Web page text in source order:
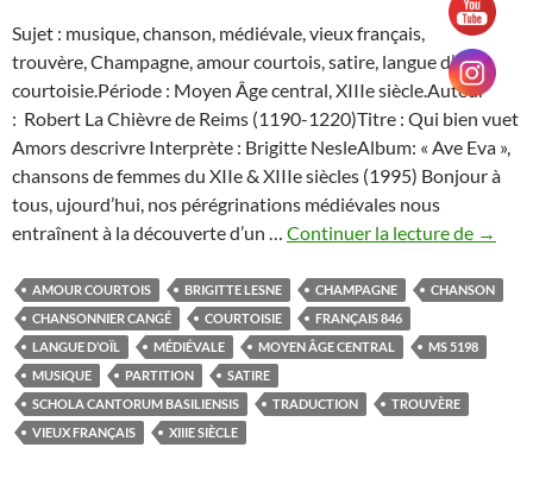
Sujet : musique, chanson, médiévale, vieux français,
trouvère, Champagne, amour courtois, satire, langue d’oïl,
courtoisie.Période : Moyen Âge central, XIIIe siècle.Auteur
: Robert La Chièvre de Reims (1190-1220)Titre : Qui bien vuet
Amors descrivre Interprète : Brigitte NesleAlbum: « Ave Eva »,
chansons de femmes du XIIe & XIIIe siècles (1995) Bonjour à
tous, ujourd’hui, nos pérégrinations médiévales nous
entraînent à la découverte d’un … Continuer la lecture de
du
→
AMOUR COURTOIS BRIGITTE LESNE CHAMPAGNE
CHANSON
CHANSONNIER CANGÉ
COURTOISIE
FRANÇAIS 846
LANGUE D’OÏL
MÉDIÉVALE MOYEN ÂGE CENTRAL
MS 5198
MUSIQUE
PARTITION
SATIRE
SCHOLA CANTORUM BASILIENSIS
TRADUCTION
TROUVÈRE
VIEUX FRANÇAIS
XIIIE SIÈCLE